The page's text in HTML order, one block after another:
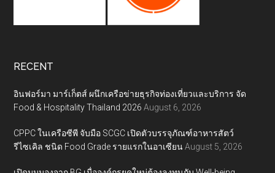
RECENT
อินฟอร์มา มาร์เก็ตส์ ผนึกเครือข่ายธุรกิจท่องเที่ยวและบริการ จัด
Food & Hospitality Thailand 2026 August 6, 2026
CPPC ในเครือซีพี จับมือ SCGC เปิดตัวบรรจุภัณฑ์อาหารสัตว์
รีไซเคิล ชนิด Food Grade รายแรกในอาเซียน August 5, 2026